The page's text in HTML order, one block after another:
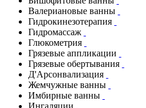
Валериановые ванны
Гидрокинезотерапия
Гидромассаж
Глюкометрия
Грязевые аппликации
Грязевые обертывания
Д'Арсонвализация
Жемчужные ванны
Имбирные ванны